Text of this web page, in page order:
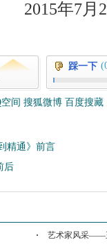
2015年7月
踩一下
间 搜狐微博 百度搜藏
精通》前言
后
艺术家风采——